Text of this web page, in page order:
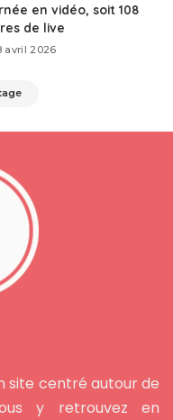
en vidéo, soit 108
de live
avril 2026
site centré autour de
y retrouvez en